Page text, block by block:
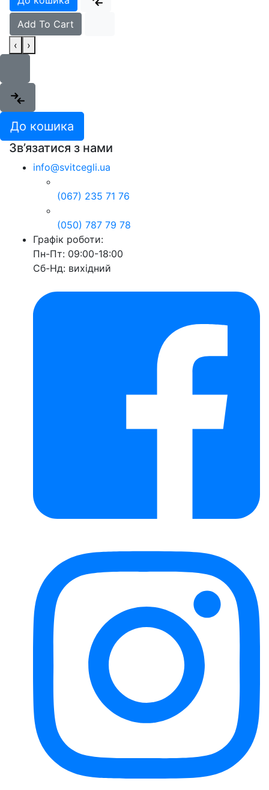
Add To Cart
‹
›
До кошика
Зв’язатися з нами
info@svitcegli.ua
(067) 235 71 76
(050) 787 79 78
Графік роботи:
Пн-Пт: 09:00-18:00
Сб-Нд: вихідний